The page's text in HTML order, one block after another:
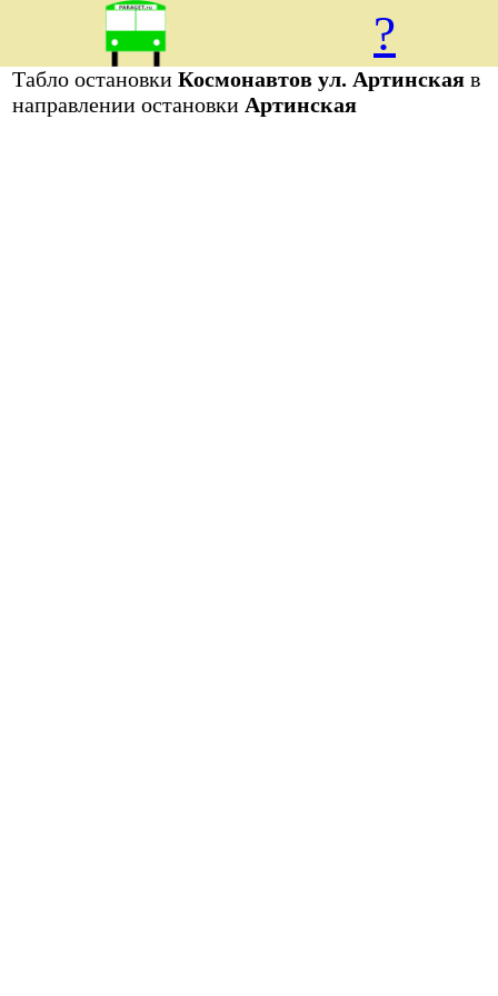
?
Табло остановкиКосмонавтов ул. Артинскаяв
направлении остановки Артинская